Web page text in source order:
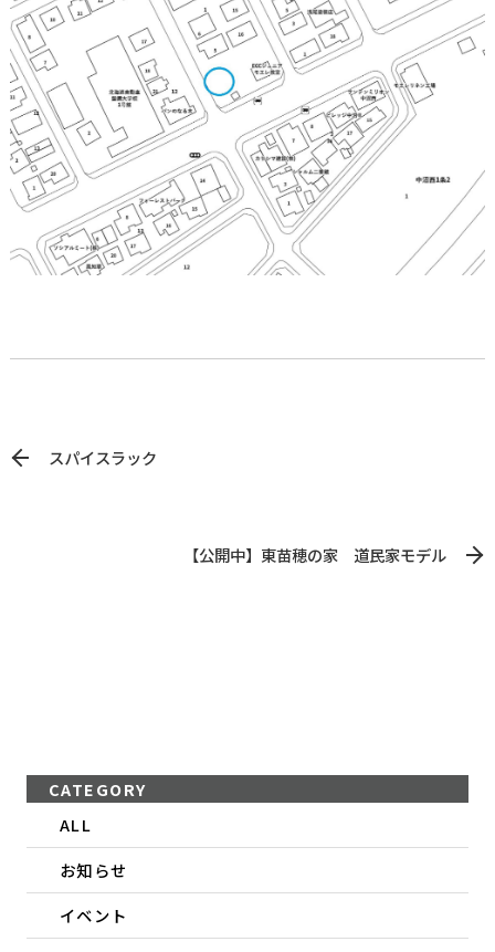
スパイスラック
【公開中】東苗穂の家 道民家モデル
CATEGORY
ALL
お知らせ
イベント